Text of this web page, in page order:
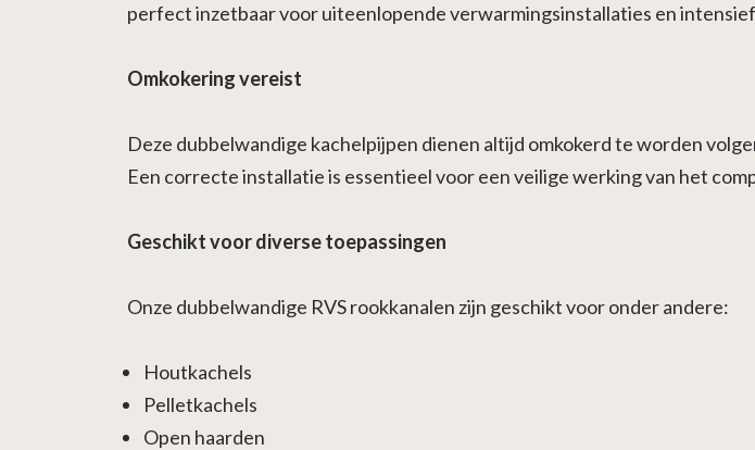
perfect inzetbaar voor uiteenlopende verwarmingsinstallaties en
Omkokering vereist
Deze dubbelwandige kachelpijpen dienen altijd omkokerd te worden
Een correcte installatie is essentieel voor een veilige werking van het
Geschikt voor diverse toepassingen
Onze dubbelwandige RVS rookkanalen zijn geschikt voor onder andere:
Houtkachels
Pelletkachels
Open haarden